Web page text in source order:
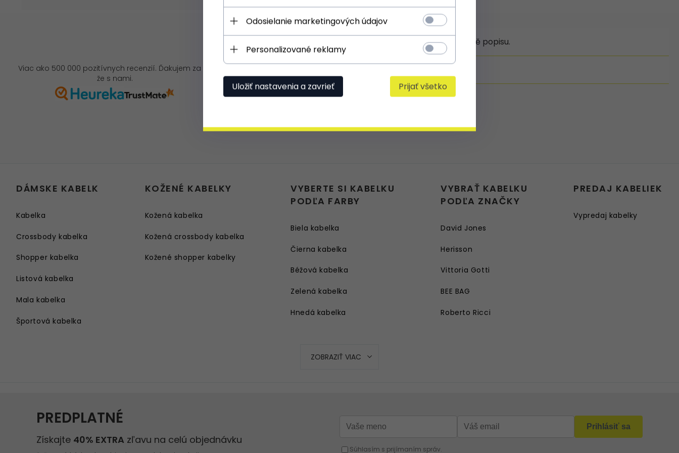
Viac ako 500 000 pozitívnych recenzií. Ďakujem za to,
že s nami.
Velmi dobrá kvalita. Výrobek odpovídá přesně popisu.
DÁMSKE KABELK
Kabelka
Crossbody kabelka
Shopper kabelka
Listová kabelka
Mala kabelka
Športová kabelka
KOŽENÉ KABELKY
Kožená kabelka
Kožená crossbody kabelka
Kožené shopper kabelky
VYBERTE SI KABELKU
PODĽA FARBY
Biela kabelka
Čierna kabelka
Béžová kabelka
Zelená kabelka
Hnedá kabelka
Ružová kabelka
VYBRAŤ KABELKU
PODĽA ZNAČKY
David Jones
Herisson
Vittoria Gotti
BEE BAG
Roberto Ricci
PREDAJ KABELIEK
Vypredaj kabelky
ZOBRAZIŤ VIAC
Odosielanie marketingových údajov
Personalizované reklamy
Uložiť nastavenia a zavrieť Prijať všetko